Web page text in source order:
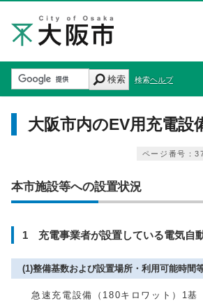
検索 検索ヘルプ
大阪市内のEV用充電設
ページ番号：
本市施設等への設置状況
1 充電事業者が設置している電気自
(1)整備基数および設置場所・利用可能時間
急速充電設備（180キロワット）1基